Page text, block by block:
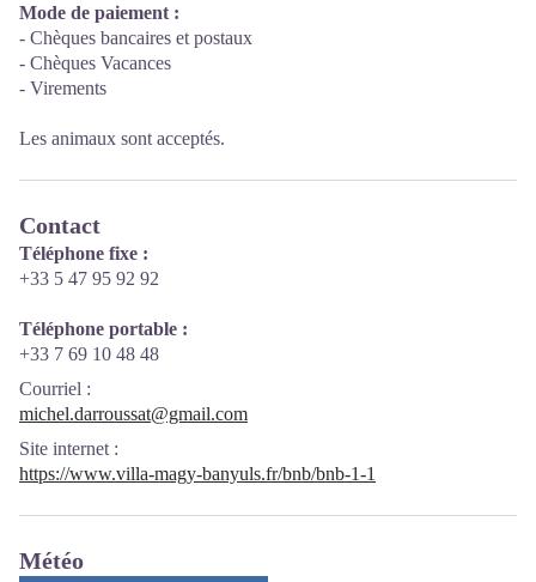
Mode de paiement :
- Chèques bancaires et postaux
- Chèques Vacances
- Virements
Les animaux sont acceptés.
Contact
Téléphone fixe :
+33 5 47 95 92 92
Téléphone portable :
+33 7 69 10 48 48
Courriel :
michel.darroussat@gmail.com
Site internet :
https://www.villa-magy-banyuls.fr/bnb/bnb-1-1
Météo